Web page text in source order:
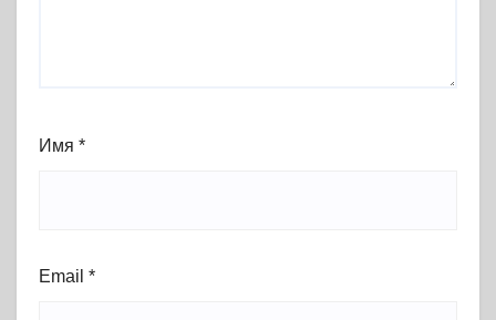
Имя *
Email *